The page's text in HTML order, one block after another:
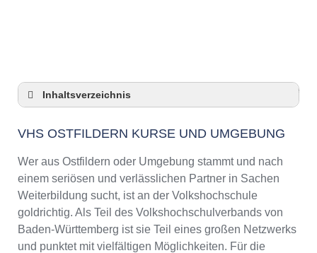
Anzeige
Inhaltsverzeichnis
VHS Ostfildern – Öffnungszeiten und
Top-Kurse an der Abendschule Ostfildern
Online-Kurse – Alternative Angebote zu einem
Kurs an der VHS
Top-Kurse an der Abendschule Ostfildern
Weiterbildung in Ostfildern
VHS OSTFILDERN KURSE UND UMGEBUNG
Wer aus Ostfildern oder Umgebung stammt und nach
einem seriösen und verlässlichen Partner in Sachen
Weiterbildung sucht, ist an der Volkshochschule
goldrichtig. Als Teil des Volkshochschulverbands von
Baden-Württemberg ist sie Teil eines großen Netzwerks
und punktet mit vielfältigen Möglichkeiten. Für die